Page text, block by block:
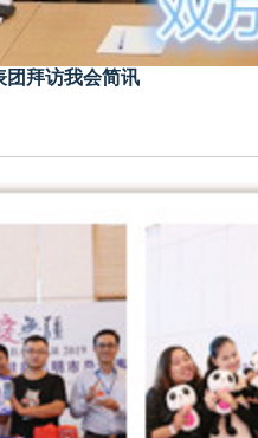
团拜访我会简讯